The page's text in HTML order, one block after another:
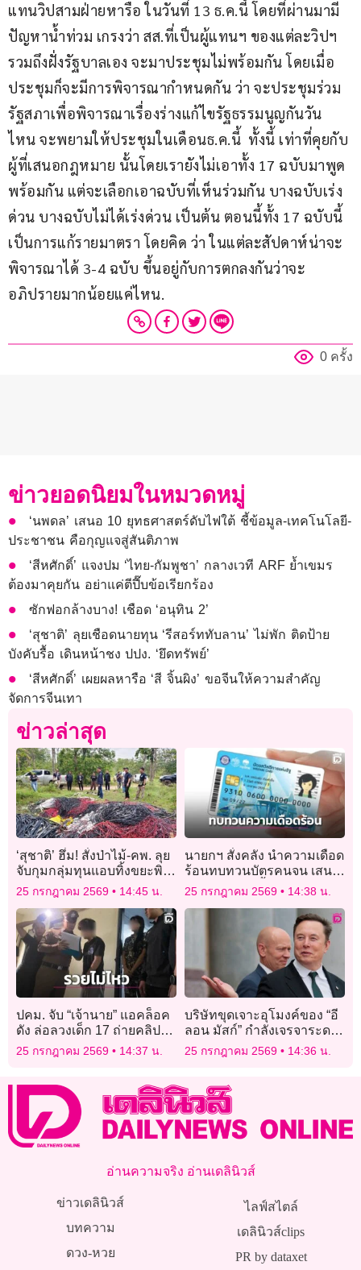
แทนวิปสามฝ่ายหารือ ในวันที่ 13 ธ.ค.นี้ โดยที่ผ่านมามี
ปัญหาน้ำท่วม เกรงว่า สส.ที่เป็นผู้แทนฯ ของแต่ละวิปฯ
รวมถึงฝั่งรัฐบาลเอง จะมาประชุมไม่พร้อมกัน โดยเมื่อ
ประชุมก็จะมีการพิจารณากำหนดกัน ว่า จะประชุมร่วม
รัฐสภาเพื่อพิจารณาเรื่องร่างแก้ไขรัฐธรรมนูญกันวัน
ไหน จะพยามให้ประชุมในเดือนธ.ค.นี้  ทั้งนี้ เท่าที่คุยกับ
ผู้ที่เสนอกฎหมาย นั้นโดยเรายังไม่เอาทั้ง 17 ฉบับมาพูด
พร้อมกัน แต่จะเลือกเอาฉบับที่เห็นร่วมกัน บางฉบับเร่ง
ด่วน บางฉบับไม่ได้เร่งด่วน เป็นต้น ตอนนี้ทั้ง 17 ฉบับนี้
เป็นการแก้รายมาตรา โดยคิด ว่า ในแต่ละสัปดาห์น่าจะ
พิจารณาได้ 3-4 ฉบับ ขึ้นอยู่กับการตกลงกันว่าจะ
อภิปรายมากน้อยแค่ไหน.
0 ครั้ง
ข่าวยอดนิยมในหมวดหมู่
‘นพดล’ เสนอ 10 ยุทธศาสตร์ดับไฟใต้ ชี้ข้อมูล-เทคโนโลยี-
ประชาชน คือกุญแจสู่สันติภาพ
‘สีหศักดิ์’ แจงปม ‘ไทย-กัมพูชา’ กลางเวที ARF ย้ำเขมร
ต้องมาคุยกัน อย่าแค่ตีปี๊บข้อเรียกร้อง
ซักฟอกล้างบาง! เชือด ‘อนุทิน 2’
‘สุชาติ’ ลุยเชือดนายทุน ‘รีสอร์ททับลาน’ ไม่พัก ติดป้าย
บังคับรื้อ เดินหน้าชง ปปง. ‘ยึดทรัพย์’
‘สีหศักดิ์’ เผยผลหารือ ‘สี จิ้นผิง’ ขอจีนให้ความสำคัญ
จัดการจีนเทา
ข่าวล่าสุด
‘สุชาติ’ ฮึ่ม! สั่งป่าไม้-คพ. ลุย
จับกุมกลุ่มทุนแอบทิ้งขยะพิษ
กลางป่าสงวนฯ ปราจีนบุรี
25 กรกฎาคม 2569 14:45 น.
นายกฯ สั่งคลัง นำความเดือด
ร้อนทบทวนบัตรคนจน เสนอ
ครม. 27 ก.ค.นี้
25 กรกฎาคม 2569 14:38 น.
ปคม. จับ “เจ้านาย” แอคล็อค
ดัง ล่อลวงเด็ก 17 ถ่ายคลิปโป๊
ขายกลุ่มลับ-OnlyFans
25 กรกฎาคม 2569 14:37 น.
บริษัทขุดเจาะอุโมงค์ของ “อี
ลอน มัสก์” กำลังเจรจาระดม
ทุน 1.3 แสนล้านบาท
25 กรกฎาคม 2569 14:36 น.
อ่านความจริง อ่านเดลินิวส์
ข่าวเดลินิวส์
บทความ
ดวง-หวย
ไลฟ์สไตล์
เดลินิวส์clips
PR by dataxet